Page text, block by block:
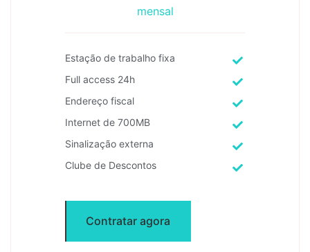
mensal
Estação de trabalho fixa
Full access 24h
Endereço fiscal
Internet de 700MB
Sinalização externa
Clube de Descontos
Contratar agora